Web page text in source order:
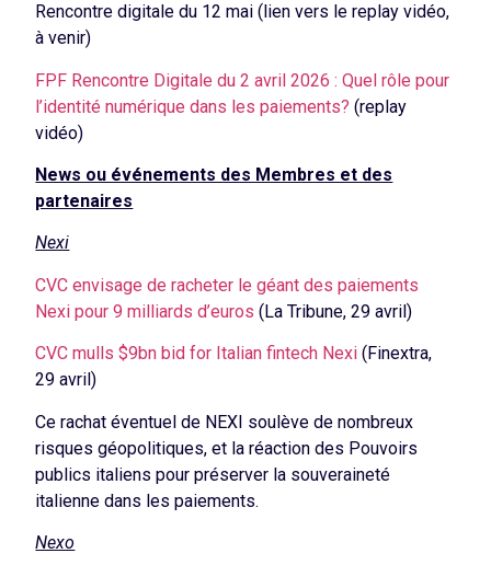
Rencontre digitale du 12 mai (lien vers le replay vidéo,
à venir)
FPF Rencontre Digitale du 2 avril 2026 : Quel rôle pour
l’identité numérique dans les paiements? (replay
vidéo)
News ou événements des Membres et des
partenaires
Nexi
CVC envisage de racheter le géant des paiements
Nexi pour 9 milliards d’euros (La Tribune, 29 avril)
CVC mulls $9bn bid for Italian fintech Nexi (Finextra,
29 avril)
Ce rachat éventuel de NEXI soulève de nombreux
risques géopolitiques, et la réaction des Pouvoirs
publics italiens pour préserver la souveraineté
italienne dans les paiements.
Nexo